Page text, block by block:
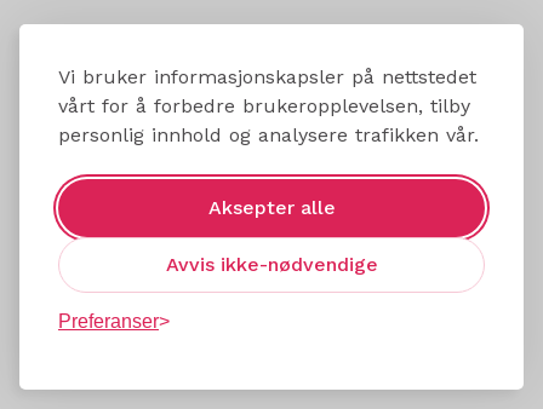
Vi bruker informasjonskapsler på nettstedet
vårt for å forbedre brukeropplevelsen, tilby
personlig innhold og analysere trafikken vår.
Aksepter alle
Avvis ikke-nødvendige
Preferanser